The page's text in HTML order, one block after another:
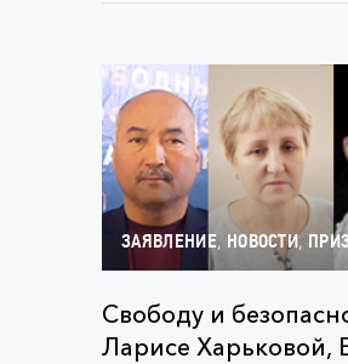
ЗАЯВЛЕНИЕ, НОВОСТИ,
Свободу и
Ларисе Харьковой,